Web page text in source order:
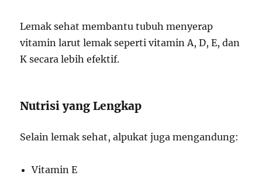
Lemak sehat membantu tubuh menyerap
vitamin larut lemak seperti vitamin A, D, E, dan
K secara lebih efektif.
Nutrisi yang Lengkap
Selain lemak sehat, alpukat juga mengandung:
Vitamin E